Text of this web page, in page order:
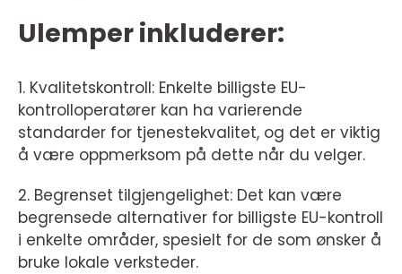
Ulemper inkluderer:
1. Kvalitetskontroll: Enkelte billigste EU-
kontrolloperatører kan ha varierende
standarder for tjenestekvalitet, og det er viktig
å være oppmerksom på dette når du velger.
2. Begrenset tilgjengelighet: Det kan være
begrensede alternativer for billigste EU-kontroll
i enkelte områder, spesielt for de som ønsker å
bruke lokale verksteder.